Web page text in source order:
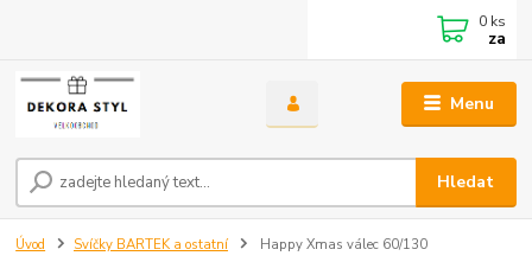
Menu
Hledat
0 ks
za
Úvod Svíčky BARTEK a ostatní Happy Xmas válec 60/130